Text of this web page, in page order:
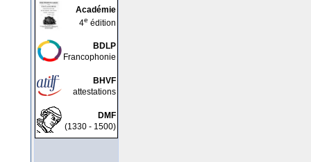
Académie
4e édition
BDLP
Francophonie
BHVF
attestations
DMF
(1330 - 1500)